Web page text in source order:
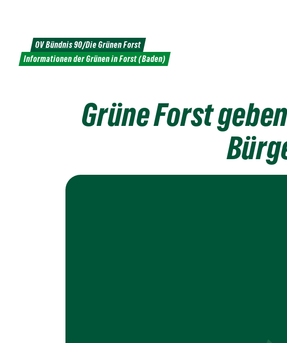
OV Bündnis 90/Die Grünen Forst
Informationen der Grünen in Forst (Baden)
Grüne Forst